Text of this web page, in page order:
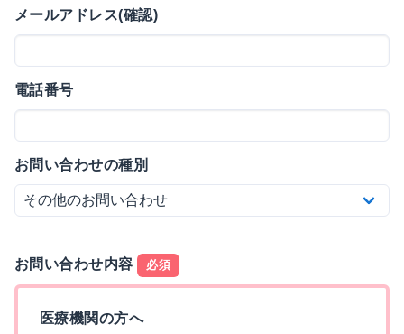
メールアドレス(確認)
電話番号
お問い合わせの種別
お問い合わせ内容 必須
医療機関の方へ